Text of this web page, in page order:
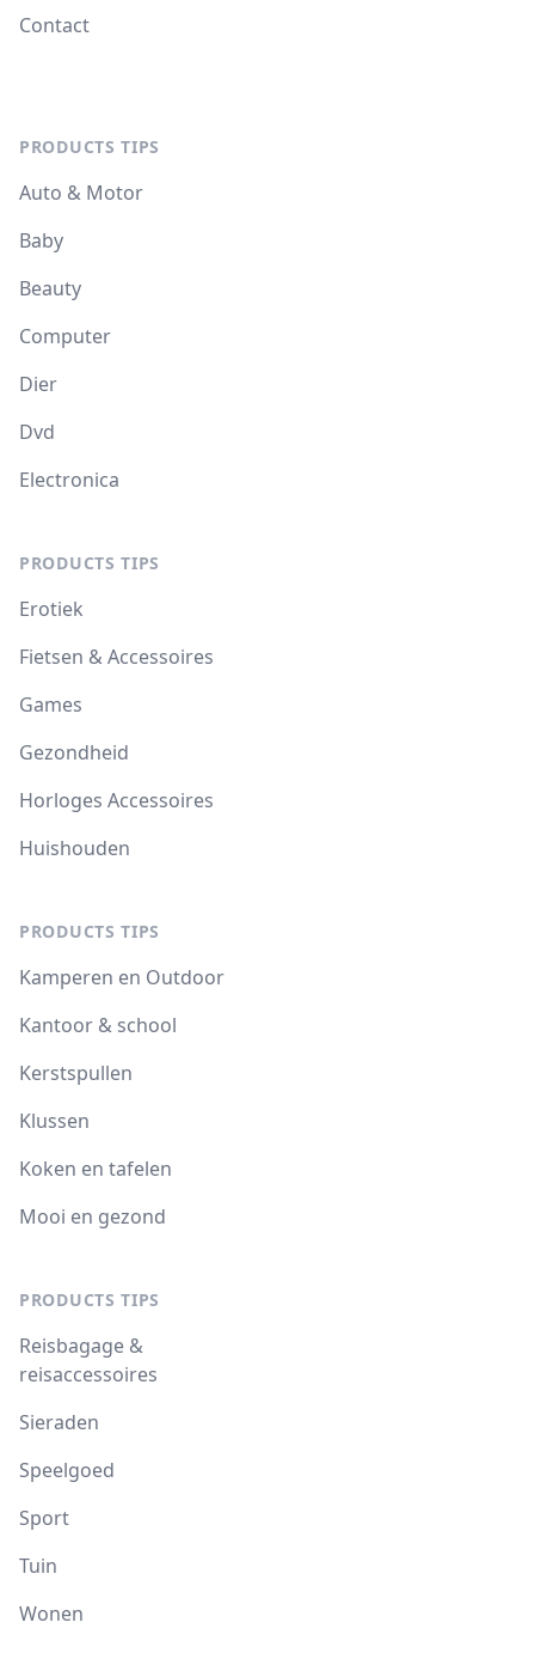
Contact
PRODUCTS TIPS
Auto & Motor
Baby
Beauty
Computer
Dier
Dvd
Electronica
PRODUCTS TIPS
Erotiek
Fietsen & Accessoires
Games
Gezondheid
Horloges Accessoires
Huishouden
PRODUCTS TIPS
Kamperen en Outdoor
Kantoor & school
Kerstspullen
Klussen
Koken en tafelen
Mooi en gezond
PRODUCTS TIPS
Reisbagage &
reisaccessoires
Sieraden
Speelgoed
Sport
Tuin
Wonen